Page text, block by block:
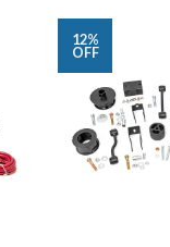
12%
OFF